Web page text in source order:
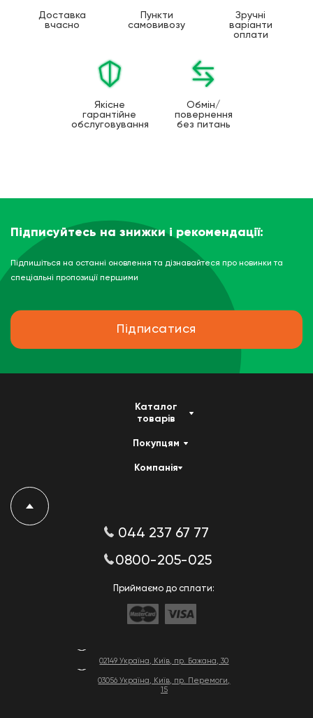
Доставка
вчасно
Пункти
самовивозу
Зручні
варіанти
оплати
Якісне
гарантійне
обслуговування
Обмін/
повернення
без питань
Підписуйтесь на знижки і рекомендації:
Підпишіться на останні оновлення та дізнавайтеся про новинки та
спеціальні пропозиції першими
Підписатися
02149 Україна, Київ, пр. Бажана, 30
03056 Україна, Київ, пр. Перемоги,
15
Каталог
товарів
Покупцям
Компанія
044 237 67 77
0800-205-025
Приймаємо до сплати: